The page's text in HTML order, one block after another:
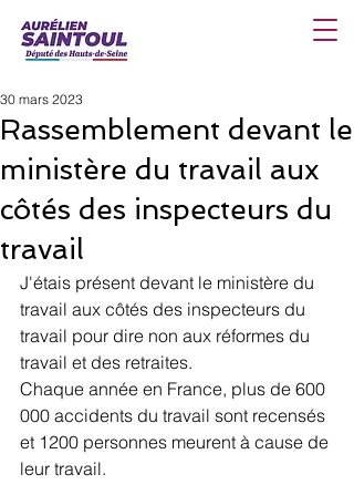
Rassemblement devant le
ministère du travail aux
côtés des inspecteurs du
travail
30 mars 2023
J'étais présent devant le ministère du
travail aux côtés des inspecteurs du
travail pour dire non aux réformes du
travail et des retraites.
Chaque année en France, plus de 600
000 accidents du travail sont recensés
et 1200 personnes meurent à cause de
leur travail.